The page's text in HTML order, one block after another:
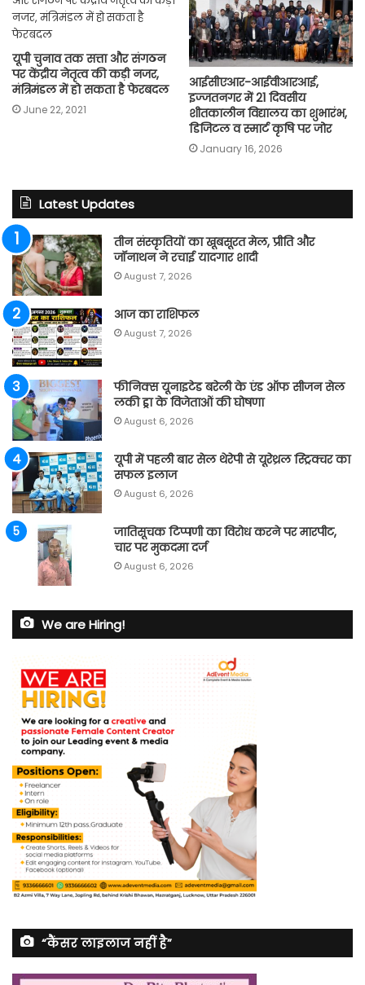
यूपी चुनाव तक सत्ता और संगठन
पर केंद्रीय नेतृत्व की कड़ी नजर,
मंत्रिमंडल में हो सकता है फेरबदल
June 22, 2021
आईसीएआर-आईवीआरआई,
इज्जतनगर में 21 दिवसीय
शीतकालीन विद्यालय का शुभारंभ,
डिजिटल व स्मार्ट कृषि पर जोर
January 16, 2026
Latest Updates
तीन संस्कृतियों का खूबसूरत मेल, प्रीति और
जॉनाथन ने रचाई यादगार शादी
August 7, 2026
आज का राशिफल
August 7, 2026
फीनिक्स यूनाइटेड बरेली के एंड ऑफ सीजन सेल
लकी ड्रा के विजेताओं की घोषणा
August 6, 2026
यूपी में पहली बार सेल थेरेपी से यूरेथ्रल स्ट्रिक्चर का
सफल इलाज
August 6, 2026
जातिसूचक टिप्पणी का विरोध करने पर मारपीट,
चार पर मुकदमा दर्ज
August 6, 2026
We are Hiring!
“कैंसर लाइलाज नहीं है”